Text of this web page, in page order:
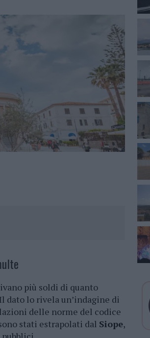
più soldi di quanto
dato lo rivela un’indagine di
delle norme del codice
stati estrapolati dal Siope,